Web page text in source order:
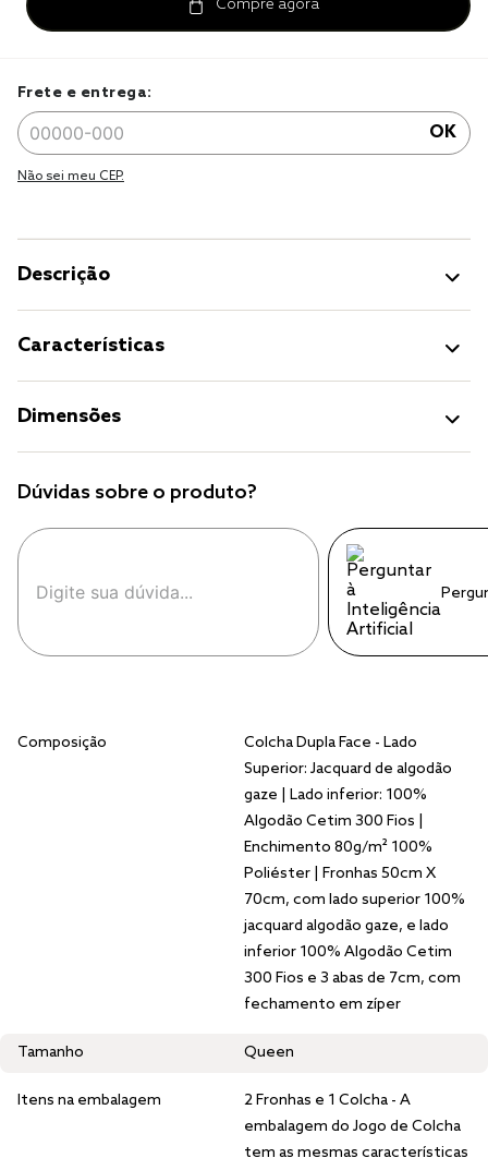
Frete e entrega:
OK
Não sei meu CEP.
Descrição
Características
Dimensões
Dúvidas sobre o produto?
Composição
Colcha Dupla Face - Lado
Superior: Jacquard de algodão
gaze | Lado inferior: 100%
Algodão Cetim 300 Fios |
Enchimento 80g/m² 100%
Poliéster | Fronhas 50cm X
70cm, com lado superior 100%
jacquard algodão gaze, e lado
inferior 100% Algodão Cetim
300 Fios e 3 abas de 7cm, com
fechamento em zíper
Tamanho Queen
Itens na embalagem
2 Fronhas e 1 Colcha - A
embalagem do Jogo de Colcha
tem as mesmas características